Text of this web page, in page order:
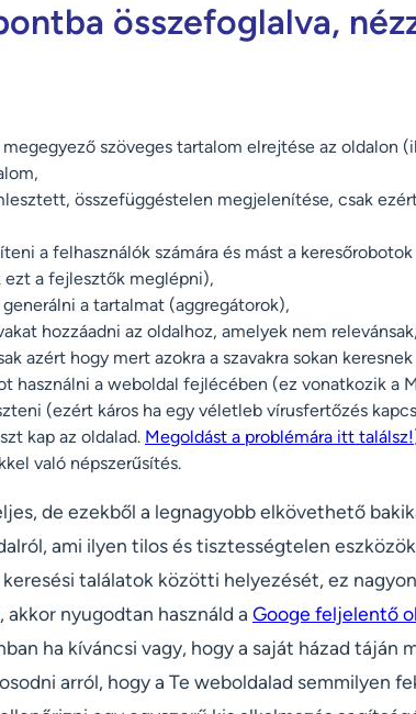
összefoglalva,
szöveges tartalom elrejtése az oldalon
összefüggéstelen megjelenítése, csak
a felhasználók számára és mást a
ezt a fejlesztők meglépni),
a tartalmat (aggregátorok),
hozzáadni az oldalhoz, amelyek nem
azért hogy mert azokra a szavakra sokan
használni a weboldal fejlécében (ez vonatkozik a
(ezért káros ha egy véletleb vírusfertőzés
kap az oldalad. Megoldást a problémára itt találsz!
való népszerűsítés.
de ezekből a legnagyobb elkövethető
ami ilyen tilos és tisztességtelen
találatok közötti helyezését, ez
akkor nyugodtan használd a Googe feljelentő
ha kíváncsi vagy, hogy a saját házad táján
arról, hogy a Te weboldalad semmilyen